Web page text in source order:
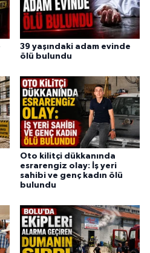
39 yaşındaki adam evinde
ölü bulundu
Oto kilitçi dükkanında
esrarengiz olay: İş yeri
sahibi ve genç kadın ölü
bulundu